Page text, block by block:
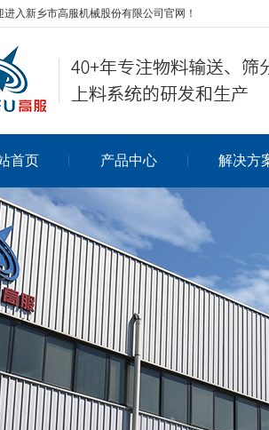
进入新乡市高服机械股份有限公司官网！
首页 产品中心 解决方